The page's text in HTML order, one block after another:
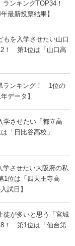
ランキングTOP34！
最新投票結果】
もを入学させたい山口
！ 第1位は「山口高
ランキング！ 1位の
データ】
学させたい「都立高
「日比谷高校」
学させたい大阪府の私
位は「四天王寺高
試日】
徒が多いと思う「宮城
！ 第1位は「仙台第